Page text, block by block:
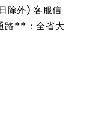
除外) 客服信
路**：全省大